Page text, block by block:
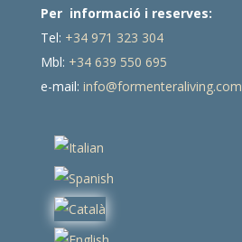
Per informació i reserves:
Tel: +34 971 323 304
Mbl: +34 639 550 695
e-mail: info@formenteraliving.com